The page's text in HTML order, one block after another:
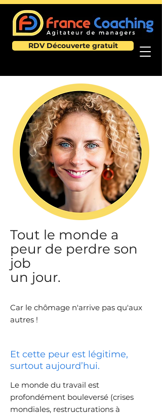
RDV Découverte gratuit
Tout le monde a
peur de perdre son
job
un jour.
​Car le chômage n'arrive pas qu'aux
autres !
​Et cette peur est légitime,
surtout aujourd’hui.
Le monde du travail est
profondément bouleversé (crises
mondiales, restructurations à